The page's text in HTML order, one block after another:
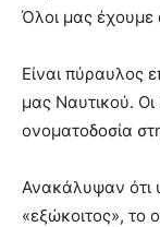
Όλοι μας έχουμε
Είναι πύραυλος
μας Ναυτικού.
ονοματοδοσία
Ανακάλυψαν ότι
«εξώκοιτος», το